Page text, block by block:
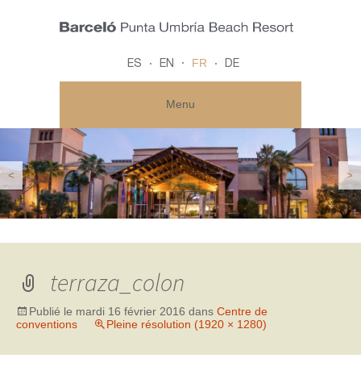
ES EN FR DE
Menu
< >
terraza_colon
Publié le mardi 16 février 2016 dans Centre de
conventions
Pleine résolution (1920 × 1280)